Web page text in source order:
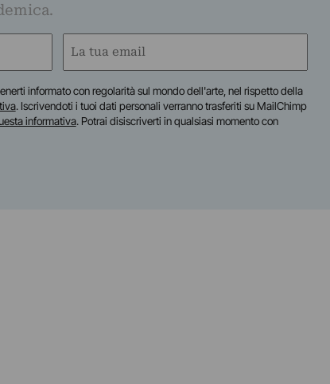
Email
informato con regolarità sul mondo dell'arte, nel rispetto della
. Iscrivendoti i tuoi dati personali verranno trasferiti su MailChimp
informativa. Potrai disiscriverti in qualsiasi momento con